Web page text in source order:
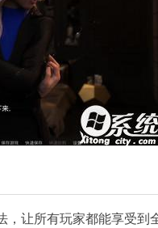
让所有玩家都能享受到